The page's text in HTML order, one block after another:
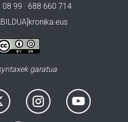
99 · 688 660 714 ·
garatua